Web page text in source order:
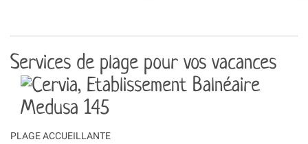
Services de plage pour vos vacances
PLAGE ACCUEILLANTE